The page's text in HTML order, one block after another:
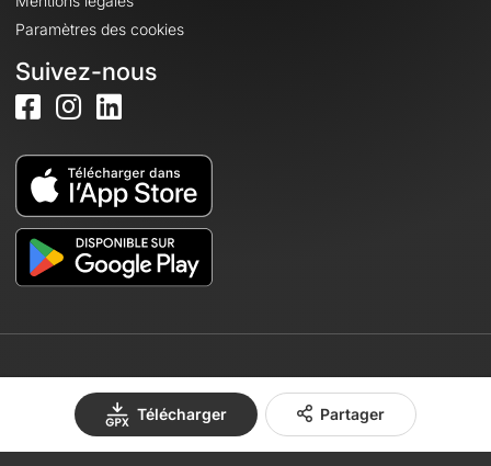
Télécharger Partager
Paramètres des cookies
Suivez-nous
© 2026 OpenRunner - Version 7.31.3